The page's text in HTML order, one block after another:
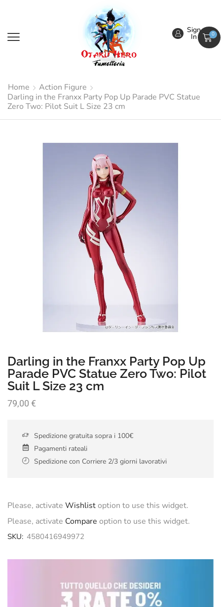
Sign
In 0
Home
Action Figure
Darling in the Franxx Party Pop Up Parade PVC Statue
Zero Two: Pilot Suit L Size 23 cm
Darling in the Franxx Party Pop Up
Parade PVC Statue Zero Two: Pilot
Suit L Size 23 cm
79,00 €
Spedizione gratuita sopra i 100€
Pagamenti rateali
Spedizione con Corriere 2/3 giorni lavorativi
Please, activate Wishlistoption to use this widget.
Please, activate Compare option to use this widget.
SKU: 4580416949972